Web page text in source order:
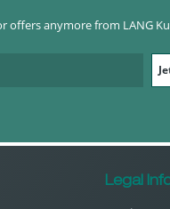
offers anymore from LANG
Legal